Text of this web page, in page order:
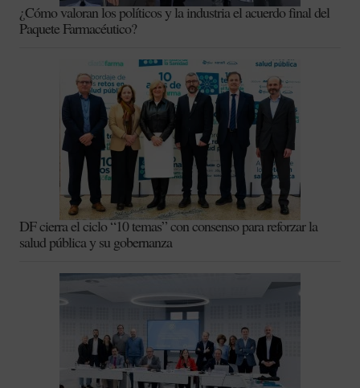
¿Cómo valoran los políticos y la industria el acuerdo final del
Paquete Farmacéutico?
DF cierra el ciclo “10 temas” con consenso para reforzar la
salud pública y su gobernanza